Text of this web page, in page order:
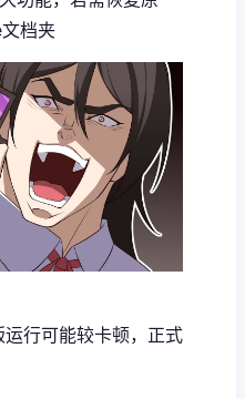
档夹
行可能较卡顿，正式